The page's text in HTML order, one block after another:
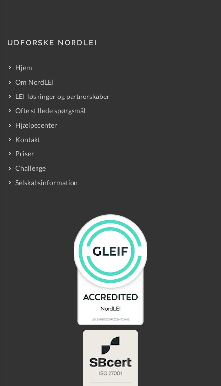
UDFORSKE NORDLEI
Hjem
Om NordLEI
LEI-løsninger og partnerskaber
Ofte stillede spørgsmål
Hjælpecenter
Kontakt
Priser
Challenge
Selskabsinformation